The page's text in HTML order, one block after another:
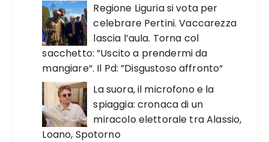
Regione Liguria si vota per
celebrare Pertini. Vaccarezza
lascia l’aula. Torna col
sacchetto: ”Uscito a prendermi da
mangiare“. Il Pd: ”Disgustoso affronto“
La suora, il microfono e la
spiaggia: cronaca di un
miracolo elettorale tra Alassio,
Loano, Spotorno